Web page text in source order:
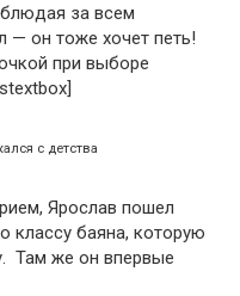
за всем
— он тоже хочет петь!
при выборе
с детства
Ярослав пошел
классу баяна, которую
Там же он впервые